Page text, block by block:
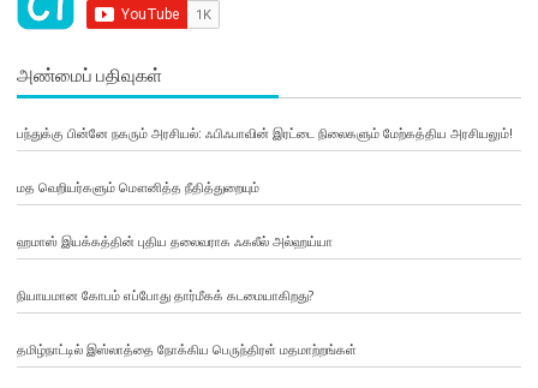
அண்மைப் பதிவுகள்
பந்துக்கு பின்னே நகரும் அரசியல்: ஃபிஃபாவின் இரட்டை நிலைகளும் மேற்கத்திய அரசியலும்!
மத வெறியர்களும் மௌனித்த நீதித்துறையும்
ஹமாஸ் இயக்கத்தின் புதிய தலைவராக ஃகலீல் அல்ஹய்யா
நியாயமான கோபம் எப்போது தார்மீகக் கடமையாகிறது?
தமிழ்நாட்டில் இஸ்லாத்தை நோக்கிய பெருந்திரள் மதமாற்றங்கள்